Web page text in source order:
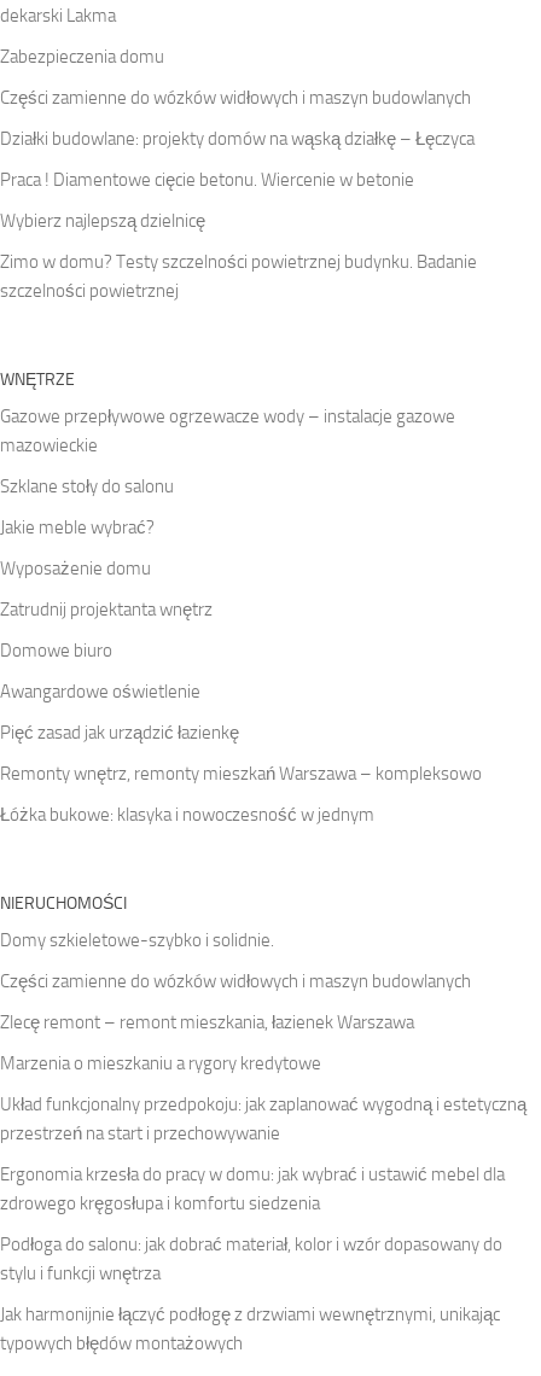
dekarski Lakma
Zabezpieczenia domu
Części zamienne do wózków widłowych i maszyn budowlanych
Działki budowlane: projekty domów na wąską działkę – Łęczyca
Praca ! Diamentowe cięcie betonu. Wiercenie w betonie
Wybierz najlepszą dzielnicę
Zimo w domu? Testy szczelności powietrznej budynku. Badanie
szczelności powietrznej
WNĘTRZE
Gazowe przepływowe ogrzewacze wody – instalacje gazowe
mazowieckie
Szklane stoły do salonu
Jakie meble wybrać?
Wyposażenie domu
Zatrudnij projektanta wnętrz
Domowe biuro
Awangardowe oświetlenie
Pięć zasad jak urządzić łazienkę
Remonty wnętrz, remonty mieszkań Warszawa – kompleksowo
Łóżka bukowe: klasyka i nowoczesność w jednym
NIERUCHOMOŚCI
Domy szkieletowe-szybko i solidnie.
Części zamienne do wózków widłowych i maszyn budowlanych
Zlecę remont – remont mieszkania, łazienek Warszawa
Marzenia o mieszkaniu a rygory kredytowe
Układ funkcjonalny przedpokoju: jak zaplanować wygodną i estetyczną
przestrzeń na start i przechowywanie
Ergonomia krzesła do pracy w domu: jak wybrać i ustawić mebel dla
zdrowego kręgosłupa i komfortu siedzenia
Podłoga do salonu: jak dobrać materiał, kolor i wzór dopasowany do
stylu i funkcji wnętrza
Jak harmonijnie łączyć podłogę z drzwiami wewnętrznymi, unikając
typowych błędów montażowych